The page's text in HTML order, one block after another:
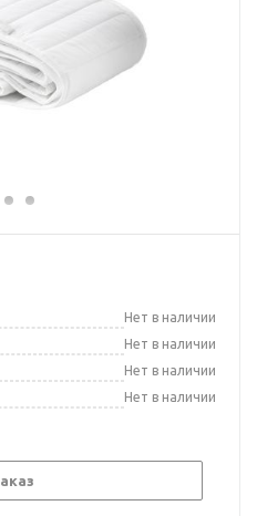
Нет в наличии
Нет в наличии
Нет в наличии
Нет в наличии